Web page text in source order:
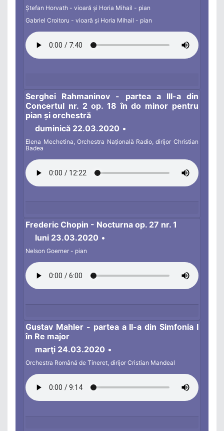
Ștefan Horvath - vioară și Horia Mihail - pian
Gabriel Croitoru - vioară și Horia Mihail - pian
Serghei Rahmaninov - partea a III-a din
Concertul nr. 2 op. 18 în do minor pentru
pian și orchestră
duminică 22.03.2020 •
Elena Mechetina, Orchestra Națională Radio, dirijor Christian
Badea
Frederic Chopin - Nocturna op. 27 nr. 1
luni 23.03.2020 •
Nelson Goerner - pian
Gustav Mahler - partea a II-a din Simfonia I
în Re major
marţi 24.03.2020 •
Orchestra Română de Tineret, dirijor Cristian Mandeal